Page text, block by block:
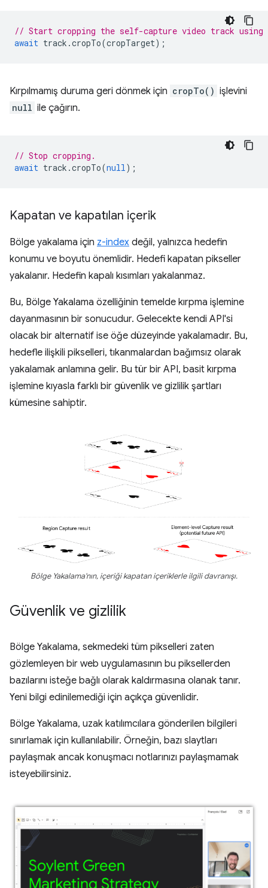
// Start cropping the self-capture video track using
await track .cropTo(cropTarget);
Kırpılmamış duruma geri dönmek için cropTo() işlevini
null ile çağırın.
// Stop cropping.
await track .cropTo(null );
Kapatan ve kapatılan içerik
Bölge yakalama için z-index değil, yalnızca hedefin
konumu ve boyutu önemlidir. Hedefi kapatan pikseller
yakalanır. Hedefin kapalı kısımları yakalanmaz.
Bu, Bölge Yakalama özelliğinin temelde kırpma işlemine
dayanmasının bir sonucudur. Gelecekte kendi API'si
olacak bir alternatif ise öğe düzeyinde yakalamadır. Bu,
hedefle ilişkili pikselleri, tıkanmalardan bağımsız olarak
yakalamak anlamına gelir. Bu tür bir API, basit kırpma
işlemine kıyasla farklı bir güvenlik ve gizlilik şartları
kümesine sahiptir.
Bölge Yakalama'nın, içeriği kapatan içeriklerle ilgili davranışı.
Güvenlik ve gizlilik
Bölge Yakalama, sekmedeki tüm pikselleri zaten
gözlemleyen bir web uygulamasının bu piksellerden
bazılarını isteğe bağlı olarak kaldırmasına olanak tanır.
Yeni bilgi edinilemediği için açıkça güvenlidir.
Bölge Yakalama, uzak katılımcılara gönderilen bilgileri
sınırlamak için kullanılabilir. Örneğin, bazı slaytları
paylaşmak ancak konuşmacı notlarınızı paylaşmamak
isteyebilirsiniz.